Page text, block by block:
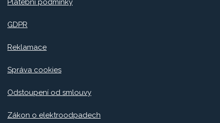
Platební podmínky
GDPR
Reklamace
Správa cookies
Odstoupení od smlouvy
Zákon o elektroodpadech